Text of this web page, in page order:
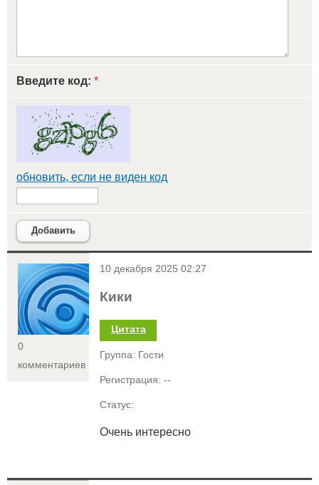
Введите код: *
обновить, если не виден код
Добавить
<
0
комментариев
10 декабря 2025 02:27
Кики
Цитата
Группа: Гости
Регистрация: --
Статус:
Очень интересно